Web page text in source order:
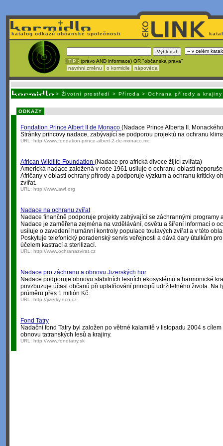
katalog odkazů občanské společnosti
! TIP : (právo AND informace) OR "občanská práva"
navrhni změnu
o kormidle nápověda
> Životní prostředí > Příroda >Ochrana přírody a krajiny
ODKAZY
Fondation Prince Albert II de Monaco (Nadace Prince Alberta II.
Stránky princovy nadace, zabývající se podporou projektů na ochranu
URL: http://www.fondation-prince-albert-2-de-monaco.mc
African Wildlife Foundation (Nadace pro africká divoce žijící zvířata)
Americká nadace založená v roce 1961 usiluje o ochranu oblastí
Afričany v oblasti ochrany přírody a podporuje výzkum a ochranu kriticky
zvířat.
URL: http://www.awf.org
Nadace na ochranu zvířat
Nadace finančně podporuje projekty zabývající se záchrannými programy
Nadace je zaměřena zejména na vzdělávání, osvětu a šíření informací o
usiluje o zavedení humánní kontroly populace toulavých zvířat a v této
Poskytuje telefonický poradenský servis veřejnosti a dává dary útulkům
účelem kastrací a sterilizací.
URL: http://www.ochranazvirat.cz
Nadace pro záchranu a obnovu Jizerských hor
Nadace podporuje obnovu stabilních lesních ekosystémů a harmonické
povzbuzuje účast občanů při uplatňování principů udržitelného života. Na
průměru přes 1 milión Kč.
URL: http://jizerky.ecn.cz
Fond Tatry
Nadační fond Tatry byl založen po větrné kalamitě v listopadu 2004 s
obnovu tatranských lesů a krajiny.
URL: http://www.fondtatry.sk